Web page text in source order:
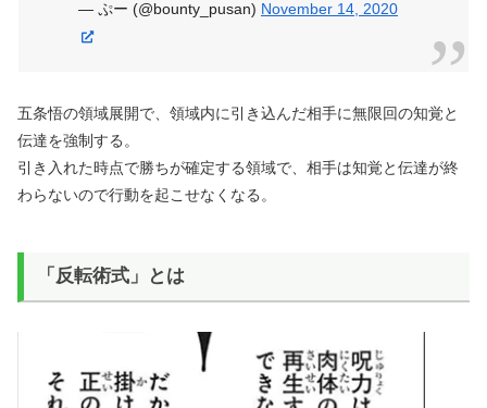
— ぷー (@bounty_pusan) November 14, 2020
五条悟の領域展開で、領域内に引き込んだ相手に無限回の知覚と
伝達を強制する。
引き入れた時点で勝ちが確定する領域で、相手は知覚と伝達が終
わらないので行動を起こせなくなる。
「反転術式」とは